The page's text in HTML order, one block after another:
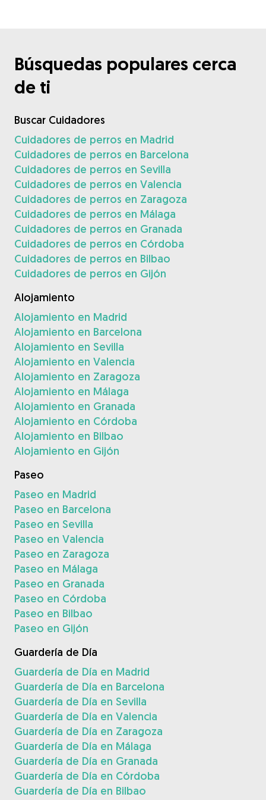
Búsquedas populares cerca
de ti
Buscar Cuidadores
Cuidadores de perros en Madrid
Cuidadores de perros en Barcelona
Cuidadores de perros en Sevilla
Cuidadores de perros en Valencia
Cuidadores de perros en Zaragoza
Cuidadores de perros en Málaga
Cuidadores de perros en Granada
Cuidadores de perros en Córdoba
Cuidadores de perros en Bilbao
Cuidadores de perros en Gijón
Alojamiento
Alojamiento en Madrid
Alojamiento en Barcelona
Alojamiento en Sevilla
Alojamiento en Valencia
Alojamiento en Zaragoza
Alojamiento en Málaga
Alojamiento en Granada
Alojamiento en Córdoba
Alojamiento en Bilbao
Alojamiento en Gijón
Paseo
Paseo en Madrid
Paseo en Barcelona
Paseo en Sevilla
Paseo en Valencia
Paseo en Zaragoza
Paseo en Málaga
Paseo en Granada
Paseo en Córdoba
Paseo en Bilbao
Paseo en Gijón
Guardería de Día
Guardería de Día en Madrid
Guardería de Día en Barcelona
Guardería de Día en Sevilla
Guardería de Día en Valencia
Guardería de Día en Zaragoza
Guardería de Día en Málaga
Guardería de Día en Granada
Guardería de Día en Córdoba
Guardería de Día en Bilbao